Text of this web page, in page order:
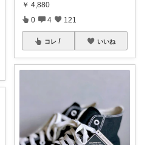
￥ 4,880
0 4 121
コレ いいね